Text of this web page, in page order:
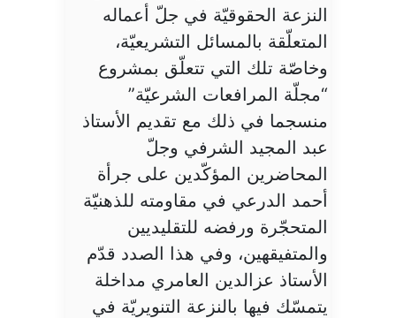
النزعة الحقوقيّة في جلّ أعماله
المتعلّقة بالمسائل التشريعيّة،
وخاصّة تلك التي تتعلّق بمشروع
“مجلّة المرافعات الشرعيّة”
منسجما في ذلك مع تقديم الأستاذ
عبد المجيد الشرفي وجلّ
المحاضرين المؤكّدين على جرأة
أحمد الدرعي في مقاومته للذهنيّة
المتحجّرة ورفضه للتقليديين
والمتفيقهين، وفي هذا الصدد قدّم
الأستاذ عزالدين العامري مداخلة
يتمسّك فيها بالنزعة التنويريّة في